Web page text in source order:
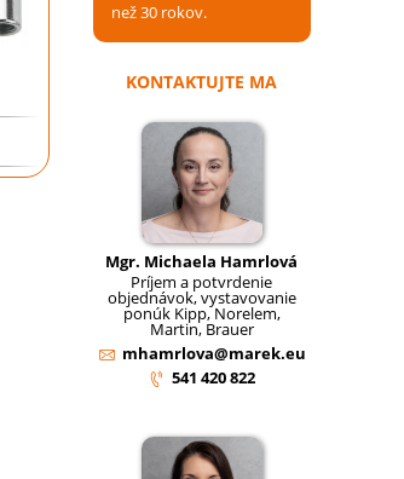
než 30 rokov.
KONTAKTUJTE MA
Mgr. Michaela Hamrlová
Príjem a potvrdenie
objednávok, vystavovanie
ponúk Kipp, Norelem,
Martin, Brauer
mhamrlova@marek.eu
541 420 822